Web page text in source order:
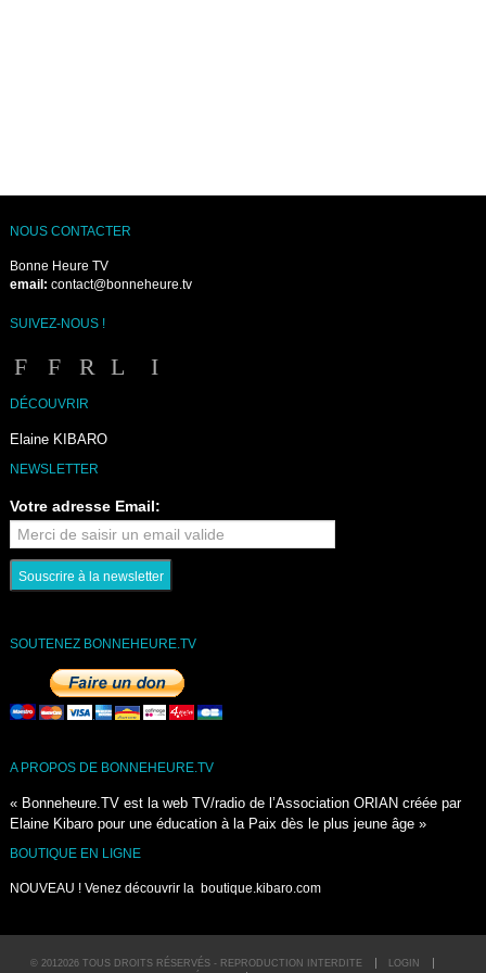
NOUS CONTACTER
Bonne Heure TV
email: contact@bonneheure.tv
SUIVEZ-NOUS !
DÉCOUVRIR
Elaine KIBARO
NEWSLETTER
Votre adresse Email:
SOUTENEZ BONNEHEURE.TV
A PROPOS DE BONNEHEURE.TV
« Bonneheure.TV est la web TV/radio de l’Association ORIAN créée par
Elaine Kibaro pour une éducation à la Paix dès le plus jeune âge »
BOUTIQUE EN LIGNE
NOUVEAU ! Venez découvrir la boutique.kibaro.com
© 2012026 TOUS DROITS RÉSERVÉS - REPRODUCTION INTERDITE
LOGIN